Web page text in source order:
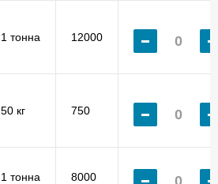
1 тонна 12000
50 кг 750
1 тонна 8000